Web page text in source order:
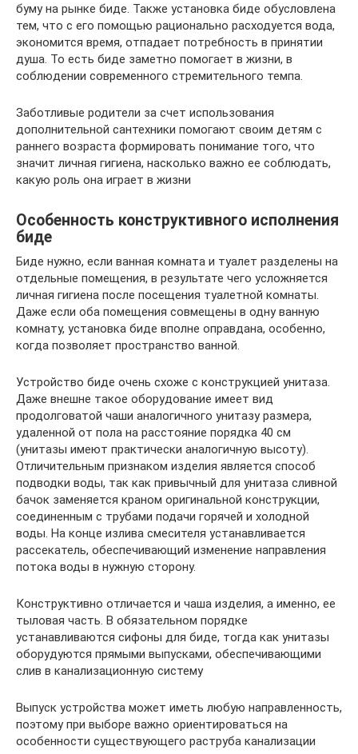
буму на рынке биде. Также установка биде обусловлена
тем, что с его помощью рационально расходуется вода,
экономится время, отпадает потребность в принятии
душа. То есть биде заметно помогает в жизни, в
соблюдении современного стремительного темпа.
Заботливые родители за счет использования
дополнительной сантехники помогают своим детям с
раннего возраста формировать понимание того, что
значит личная гигиена, насколько важно ее соблюдать,
какую роль она играет в жизни
Особенность конструктивного исполнения
биде
Биде нужно, если ванная комната и туалет разделены на
отдельные помещения, в результате чего усложняется
личная гигиена после посещения туалетной комнаты.
Даже если оба помещения совмещены в одну ванную
комнату, установка биде вполне оправдана, особенно,
когда позволяет пространство ванной.
Устройство биде очень схоже с конструкцией унитаза.
Даже внешне такое оборудование имеет вид
продолговатой чаши аналогичного унитазу размера,
удаленной от пола на расстояние порядка 40 см
(унитазы имеют практически аналогичную высоту).
Отличительным признаком изделия является способ
подводки воды, так как привычный для унитаза сливной
бачок заменяется краном оригинальной конструкции,
соединенным с трубами подачи горячей и холодной
воды. На конце излива смесителя устанавливается
рассекатель, обеспечивающий изменение направления
потока воды в нужную сторону.
Конструктивно отличается и чаша изделия, а именно, ее
тыловая часть. В обязательном порядке
устанавливаются сифоны для биде, тогда как унитазы
оборудуются прямыми выпусками, обеспечивающими
слив в канализационную систему
Выпуск устройства может иметь любую направленность,
поэтому при выборе важно ориентироваться на
особенности существующего раструба канализации